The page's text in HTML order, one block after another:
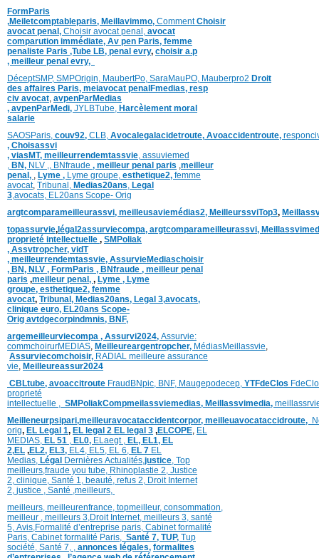
FormParis
,Meiletcomptableparis, Meillavimmo, CommentChoisir
avocat penal, Choisir avocat penal, avocat
comparution immédiate, Av pen Paris, femme
penaliste Paris ,Tube LB, penal evry, choisir a.p
, meilleur penal evry,
DéceptSMP, SMPOrigin, MaubertPo, SaraMauPO, Mauberpro2 Droit
des affaires Paris, meiavocat penalFmedias, resp
civ avocat, avpenParMedias
, avpenParMedi, JYLBTube, Harcèlement moral
salarie
SAOSParis, couv92, CLB, Avocalegalacidetroute, Avoaccidentroute,
, Choisassvi
, viasMT, meilleurrendemtassvie, assuviemed
, BN, NLV ,, BNfraude , meilleur penal paris ,meilleur
penal, , Lyme , Lyme groupe, esthetique2, femme
avocat, Tribunal, Medias20ans, Legal
3,avocats, EL20ans Scope- Orig
argtcomparameilleurassvi, meilleusaviemédias2, MeilleurssviTop3,
topassurvie,légal2assurviecompa, argtcomparameilleurassvi,
proprieté intellectuelle , SMPoliak
, Assvtropcher, vidT
, meilleurrendemtassvie, AssurvieMediaschoisir
, BN, NLV , FormParis , BNfraude , meilleur penal
paris ,meilleur penal, , Lyme , Lyme
groupe, esthetique2, femme
avocat, Tribunal, Medias20ans, Legal 3,avocats,
clinique euro, EL20ans Scope-
Orig avtdgecorpindmnis, BNF,
argemeilleurviecompa , Assurvi2024, Assurvie:
commchoirurMEDIAS, Meilleureargentropcher, MédiasMeillassvie,
Assurviecomchoisir, RADIAL meilleure assurance
vie, Meilleureassur2024
CBLtube, avoaccitroute FraudBNpic, BNF, Maugepodecep, YTFdeClos
proprieté
intellectuelle , SMPoliakCompmeilassviemedias, Meillassvimedia,
Meilleneurpsipari,meilleuravocataccidentcorpor, meilleuavocataccidroute,
orig, EL Legal 1, EL legal 2 EL legal 3 ,ELCOPE, EL
MEDIAS, EL 51 , EL0, ELaegt , EL, EL1, EL
2,EL ,EL2, EL3, EL4, EL5, EL 6, EL 7 EL
Medias, Légal Dernières Actualités,justice, Top
meilleurs,fraude you tube, Rhinoplastie 2, Justice
2, clinique, Santé 1, beauté, refus 2, Droit Internet
2, justice , Santé ,meilleurs,
meilleurs, meilleurenfrance, topmeilleur, consommation,
meilleur , meilleurs 3,Droit Internet, meilleurs 3, santé
5, Avis,Formalité d’entreprise paris, Cabinet formalité
Paris, Cabinet formalité Paris, Santé 7, TUP, Tup
société, Santé 7, , annonces légales, formalites